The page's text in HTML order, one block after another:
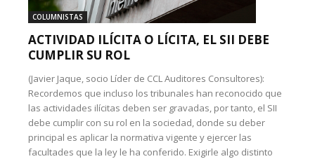
COLUMNISTAS
ACTIVIDAD ILÍCITA O LÍCITA, EL SII DEBE
CUMPLIR SU ROL
(Javier Jaque, socio Líder de CCL Auditores Consultores):
Recordemos que incluso los tribunales han reconocido que
las actividades ilícitas deben ser gravadas, por tanto, el SII
debe cumplir con su rol en la sociedad, donde su deber
principal es aplicar la normativa vigente y ejercer las
facultades que la ley le ha conferido. Exigirle algo distinto